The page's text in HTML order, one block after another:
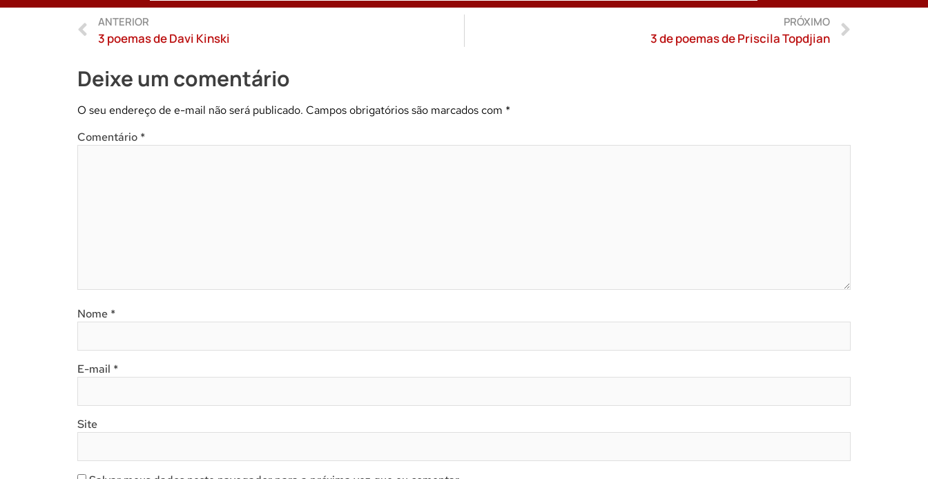
ANTERIOR
3 poemas de Davi Kinski
PRÓXIMO
3 de poemas de Priscila Topdjian
Deixe um comentário
O seu endereço de e-mail não será publicado. Campos obrigatórios são marcados com *
Comentário *
Nome *
E-mail *
Site